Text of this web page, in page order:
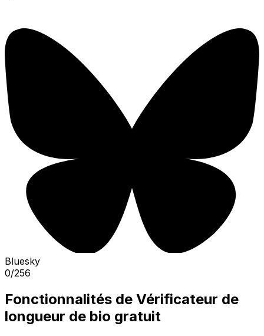
Bluesky
0/256
Fonctionnalités de Vérificateur de
longueur de bio gratuit